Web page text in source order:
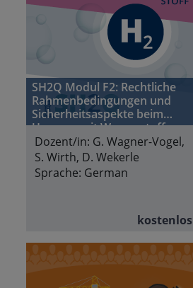
SH2Q Modul F2: Rechtliche
Rahmenbedingungen und
Sicherheitsaspekte beim
Umgang mit Wasserstoff
Dozent/in: G. Wagner-Vogel,
S. Wirth, D. Wekerle
Sprache: German
kostenlos